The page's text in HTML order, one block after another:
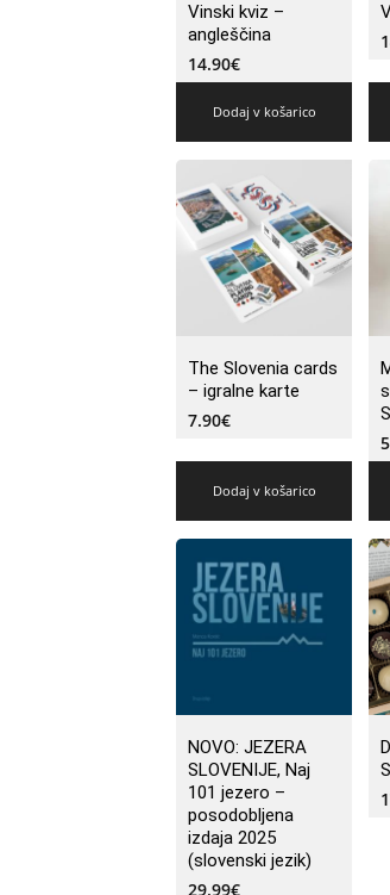
Vinski kviz –
angleščina
14.90€
Dodaj v košarico
The Slovenia cards
– igralne karte
7.90€
Dodaj v košarico
NOVO: JEZERA
SLOVENIJE, Naj
101 jezero –
posodobljena
izdaja 2025
(slovenski jezik)
29.99€